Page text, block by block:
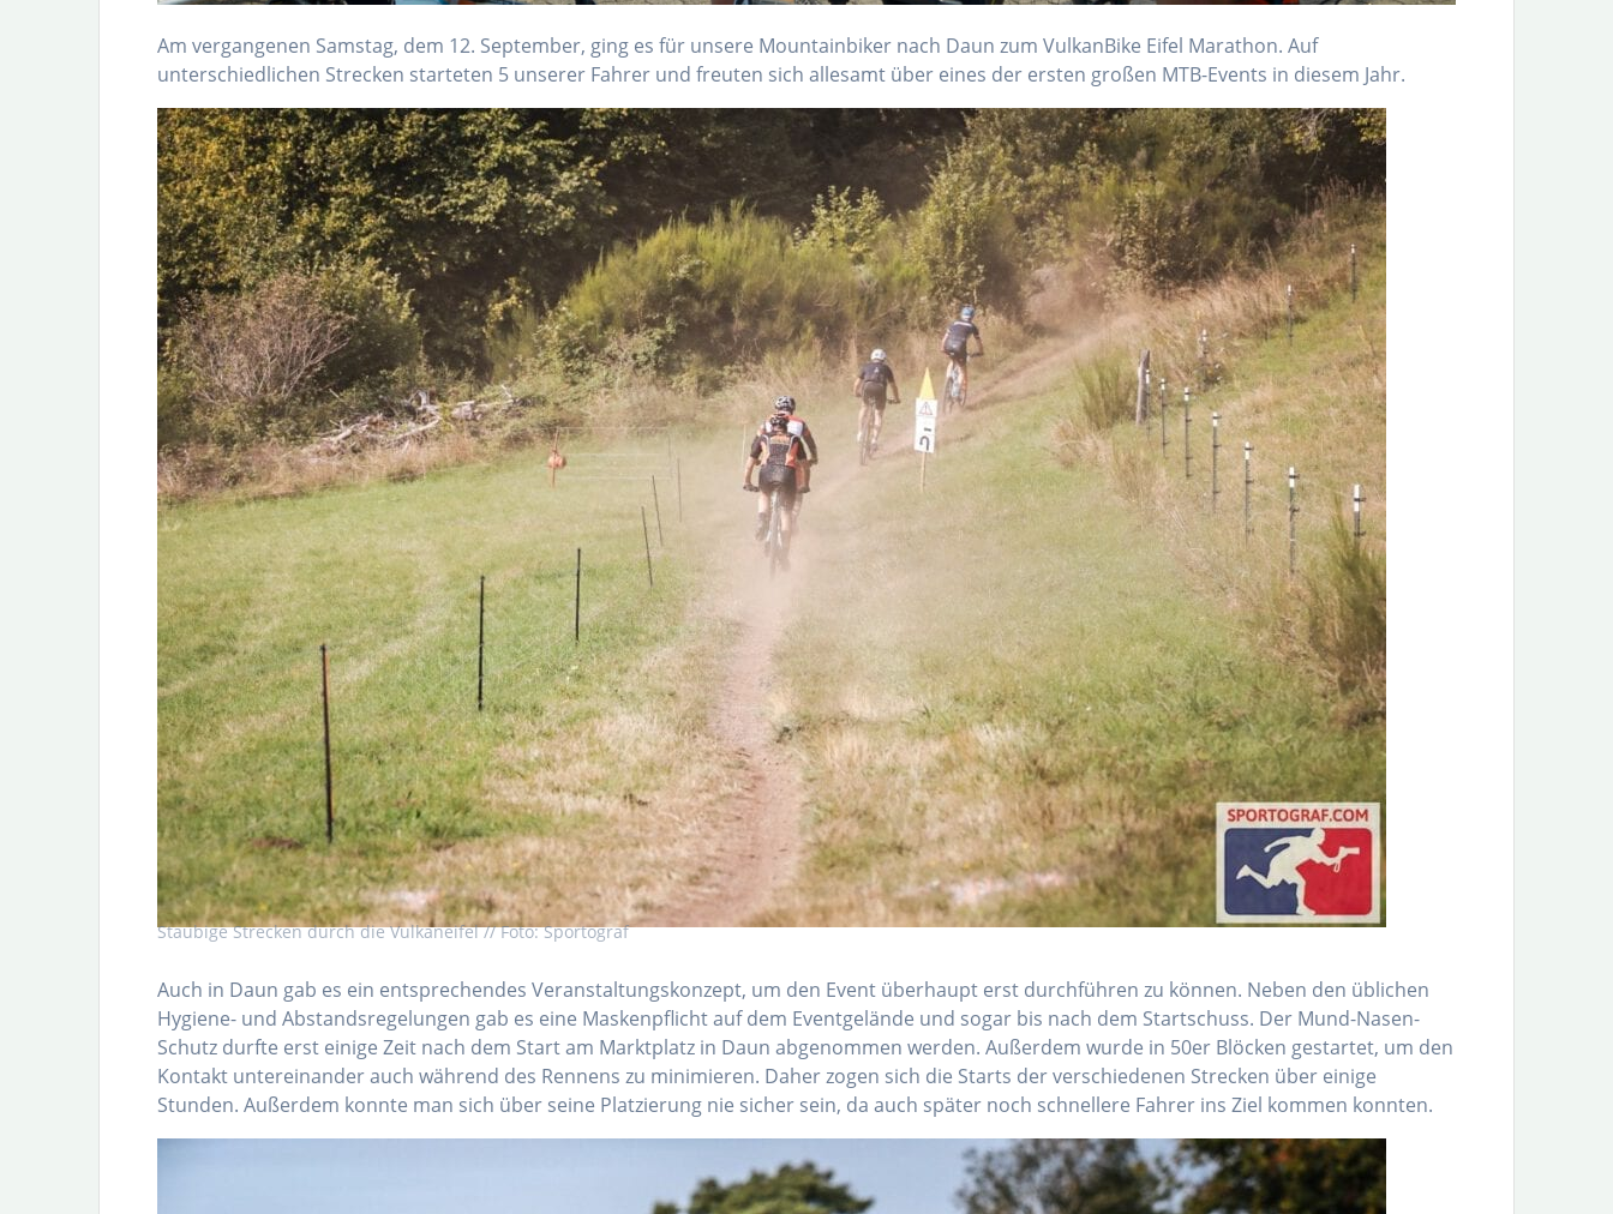
Am vergangenen Samstag, dem 12. September, ging es für unsere Mountainbiker nach Daun zum VulkanBike Eifel Marathon. Auf
unterschiedlichen Strecken starteten 5 unserer Fahrer und freuten sich allesamt über eines der ersten großen MTB-Events in diesem Jahr.
Staubige Strecken durch die Vulkaneifel // Foto: Sportograf
Auch in Daun gab es ein entsprechendes Veranstaltungskonzept, um den Event überhaupt erst durchführen zu können. Neben den üblichen
Hygiene- und Abstandsregelungen gab es eine Maskenpflicht auf dem Eventgelände und sogar bis nach dem Startschuss. Der Mund-Nasen-
Schutz durfte erst einige Zeit nach dem Start am Marktplatz in Daun abgenommen werden. Außerdem wurde in 50er Blöcken gestartet, um den
Kontakt untereinander auch während des Rennens zu minimieren. Daher zogen sich die Starts der verschiedenen Strecken über einige
Stunden. Außerdem konnte man sich über seine Platzierung nie sicher sein, da auch später noch schnellere Fahrer ins Ziel kommen konnten.